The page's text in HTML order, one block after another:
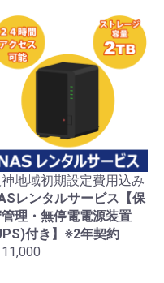
地域初期設定費用込み
レンタルサービス【保
理・無停電電源装置
付き】※2年契約
11,000